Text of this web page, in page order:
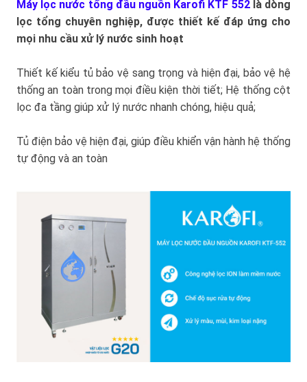
Máy lọc nước tổng đầu nguồn Karofi KTF 552là dòng
lọc tổng chuyên nghiệp, được thiết kế đáp ứng cho
mọi nhu cầu xử lý nước sinh hoạt
Thiết kế kiểu tủ bảo vệ sang trọng và hiện đại, bảo vệ hệ
thống an toàn trong mọi điều kiện thời tiết; Hệ thống cột
lọc đa tầng giúp xử lý nước nhanh chóng, hiệu quả;
Tủ điện bảo vệ hiện đại, giúp điều khiển vận hành hệ thống
tự động và an toàn